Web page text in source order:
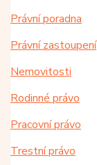
Právní poradna
Právní zastoupení
Nemovitosti
Rodinné právo
Pracovní právo
Trestní právo